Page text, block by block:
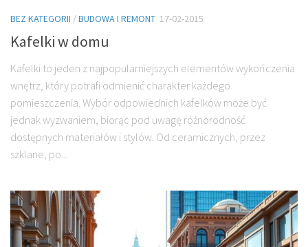
BEZ KATEGORII /BUDOWA I REMONT 17-02-2015
Kafelki w domu
Kafelki to jeden z najpopularniejszych elementów wykończenia
wnętrz, który potrafi odmienić charakter każdego
pomieszczenia. Wybór odpowiednich kafelków może być
jednak wyzwaniem, biorąc pod uwagę różnorodność
dostępnych materiałów i stylów. Od ceramicznych, przez
szklane, po...